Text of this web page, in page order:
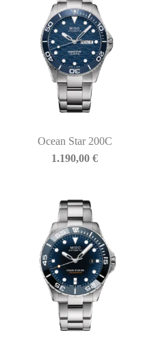
Ocean Star 200C
1.190,00€